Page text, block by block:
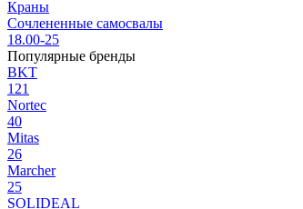
Краны
Сочлененные самосвалы
18.00-25
Популярные бренды
BKT
121
Nortec
40
Mitas
26
Marcher
25
SOLIDEAL